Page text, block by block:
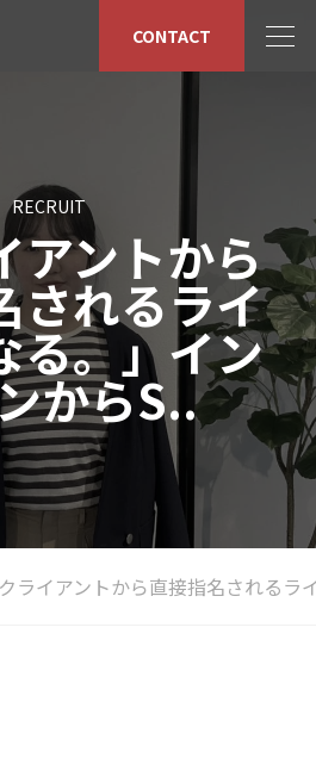
CONTACT
RECRUIT
アントから
されるライ
る。」イン
からS..
クライアントから直接指名される